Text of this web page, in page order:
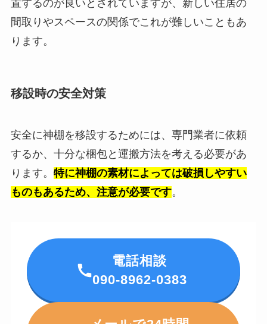
置するのが良いとされていますが、新しい住居の
間取りやスペースの関係でこれが難しいこともあ
ります。
移設時の安全対策
安全に神棚を移設するためには、専門業者に依頼
するか、十分な梱包と運搬方法を考える必要があ
ります。 特に神棚の素材によっては破損しやすい
ものもあるため、注意が必要です。
電話相談
090-8962-0383